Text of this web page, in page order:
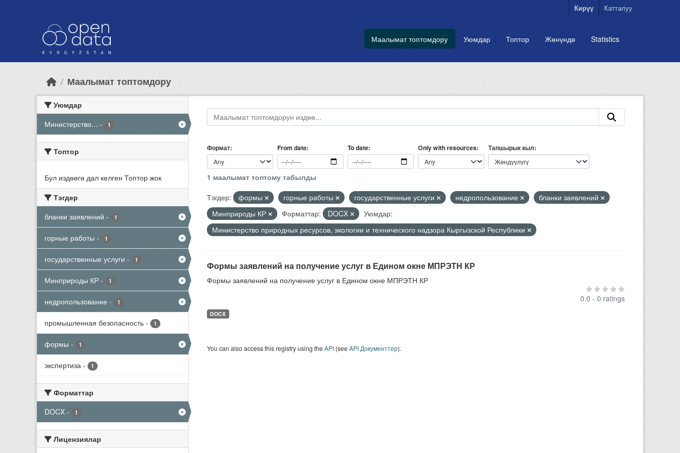
Кирүү Катталуу
Маалымат топтомдору Уюмдар Топтор Жөнүндө Statistics
Маалымат топтомдору
Уюмдар
Министерство... - 1
Топтор
Бул издөөгө дал келген Топтор жок
Тэгдер
бланки заявлений - 1
горные работы - 1
государственные услуги - 1
Минприроды КР - 1
недропользование - 1
промышленная безопасность - 1
формы - 1
экспертиза - 1
Форматтар
DOCX - 1
Лицензиялар
Формат From date To date Only with resources Тапшырык кыл
1 маалымат топтому табылды
Тэгдер:
формы горные работы государственные услуги недропользование
бланки заявлений
Минприроды КР
Форматтар: DOCX
Уюмдар:
Министерство природных ресурсов, экологии и технического надзора Кыргызской Республики
Формы заявлений на получение услуг в Едином окне МПРЭТН КР
Формы заявлений на получение услуг в Едином окне МПРЭТН КР
0.0 - 0 ratings
DOCX
You can also access this registry using theAPI(seeAPI Документтер).